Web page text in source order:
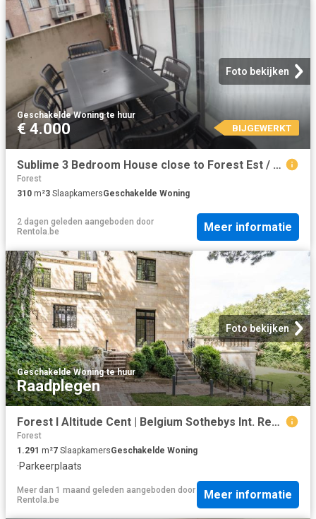
Foto bekijken
Geschakelde Woning·te huur
€ 4.000 BIJGEWERKT
Sublime 3 Bedroom House close to Forest Est / Vorst Oost Train Station
Forest
310 m²3 SlaapkamersGeschakelde Woning
2 dagen geleden aangeboden door
Rentola.be
Meer informatie
Foto bekijken
Geschakelde Woning·te huur
Raadplegen
Forest I Altitude Cent | Belgium Sothebys Int. Realty
Forest
1.291 m²7 SlaapkamersGeschakelde Woning
·Parkeerplaats
Meer dan 1 maand geleden aangeboden door
Rentola.be
Meer informatie